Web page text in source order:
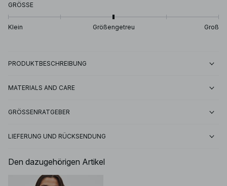
GRÖSSE
Klein Größengetreu Groß
PRODUKTBESCHREIBUNG
MATERIALS AND CARE
GRÖSSENRATGEBER
LIEFERUNG UND RÜCKSENDUNG
Den dazugehörigen Artikel